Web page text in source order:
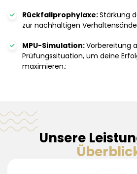
Rückfallprophylaxe:Stärkung
zur nachhaltigen
MPU-Simulation:Vorbereitung
Prüfungssituation, um deine
maximieren.:
Unsere